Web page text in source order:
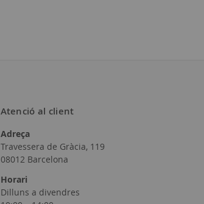
Atenció al client
Adreça
Travessera de Gràcia, 119
08012 Barcelona
Horari
Dilluns a divendres